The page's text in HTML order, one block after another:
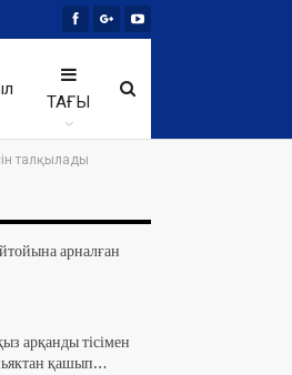
ТАҒЫ
талқылады
арналған
арқанды тісімен
қашып…